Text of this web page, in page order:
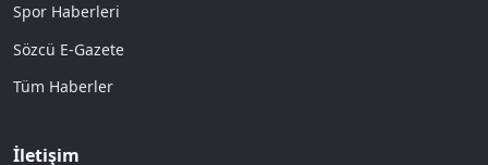
Spor Haberleri
Sözcü E-Gazete
Tüm Haberler
İletişim